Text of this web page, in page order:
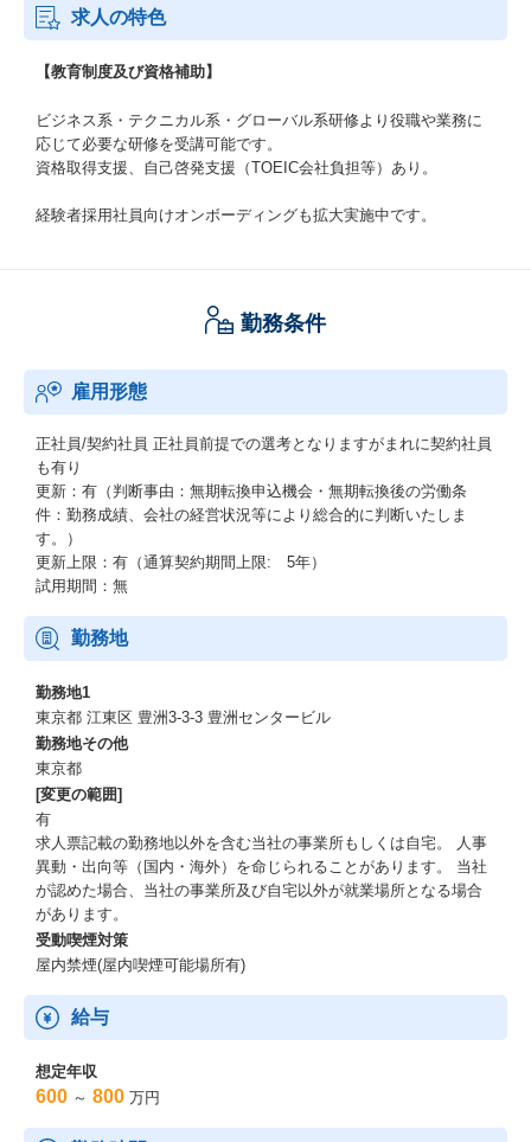
求人の特色
【教育制度及び資格補助】
ビジネス系・テクニカル系・グローバル系研修より役職や業務に
応じて必要な研修を受講可能です。
資格取得支援、自己啓発支援（TOEIC会社負担等）あり。
経験者採用社員向けオンボーディングも拡大実施中です。
勤務条件
雇用形態
正社員/契約社員 正社員前提での選考となりますがまれに契約社員
も有り
更新：有（判断事由：無期転換申込機会・無期転換後の労働条
件：勤務成績、会社の経営状況等により総合的に判断いたしま
す。）
更新上限：有（通算契約期間上限: 5年）
試用期間：無
勤務地
勤務地1
東京都 江東区 豊洲3-3-3 豊洲センタービル
勤務地その他
東京都
[変更の範囲]
有
求人票記載の勤務地以外を含む当社の事業所もしくは自宅。 人事
異動・出向等（国内・海外）を命じられることがあります。 当社
が認めた場合、当社の事業所及び自宅以外が就業場所となる場合
があります。
受動喫煙対策
屋内禁煙(屋内喫煙可能場所有)
給与
想定年収
600 ～ 800 万円